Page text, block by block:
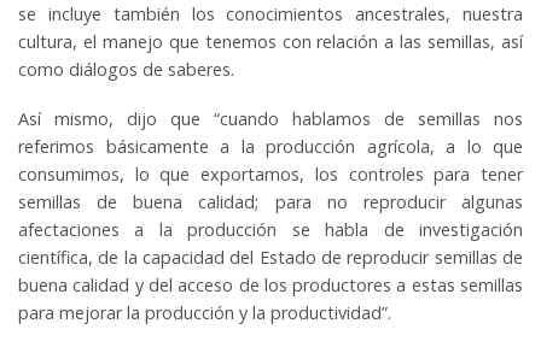
se incluye también los conocimientos ancestrales, nuestra
cultura, el manejo que tenemos con relación a las semillas, así
como diálogos de saberes.
Así mismo, dijo que “cuando hablamos de semillas nos
referimos básicamente a la producción agrícola, a lo que
consumimos, lo que exportamos, los controles para tener
semillas de buena calidad; para no reproducir algunas
afectaciones a la producción se habla de investigación
científica, de la capacidad del Estado de reproducir semillas de
buena calidad y del acceso de los productores a estas semillas
para mejorar la producción y la productividad”.